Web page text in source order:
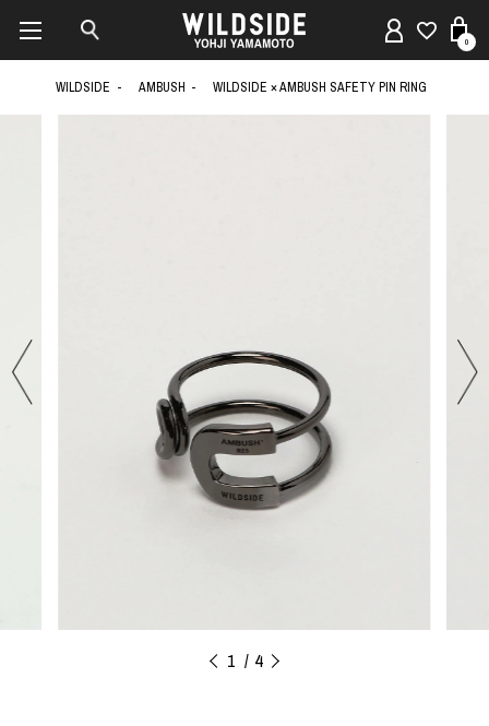
0
WILDSIDE AMBUSH WILDSIDE × AMBUSH SAFETY PIN RING
1 4